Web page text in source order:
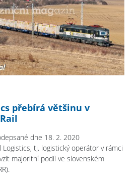
přebírá většinu v
dne 18. 2. 2020
Logistics, tj. logistický operátor v rámci
majoritní podíl ve slovenském